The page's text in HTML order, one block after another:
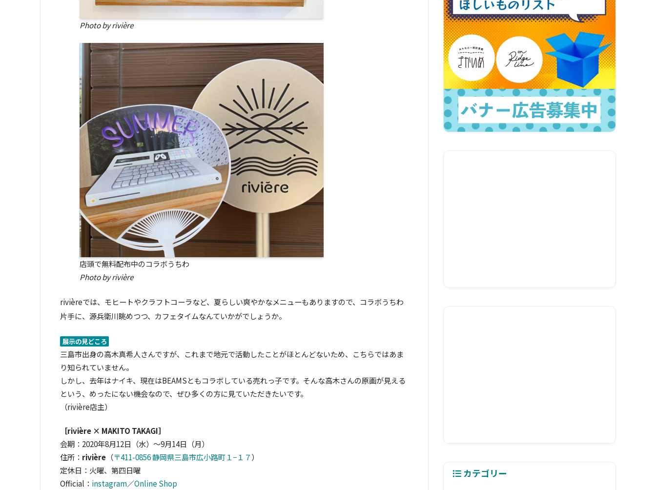
Photo by rivière
店頭で無料配布中のコラボうちわ
Photo by rivière
rivièreでは、モヒートやクラフトコーラなど、夏らしい爽やかなメニューもありますので、コラボうちわ
片手に、源兵衛川眺めつつ、カフェタイムなんていかがでしょうか。
展示の見どころ
三島市出身の高木真希人さんですが、これまで地元で活動したことがほとんどないため、こちらではあま
り知られていません。
しかし、去年はナイキ、現在はBEAMSともコラボしている売れっ子です。そんな高木さんの原画が見える
という、めったにない機会なので、ぜひ多くの方に見ていただきたいです。
（rivière店主）
［rivière × MAKITO TAKAGI］
会期：2020年8月12日（水）〜9月14日（月）
住所： rivière （〒411-0856 静岡県三島市広小路町１−１７）
定休日：火曜、第四日曜
Official： instagram／Online Shop
カテゴリー